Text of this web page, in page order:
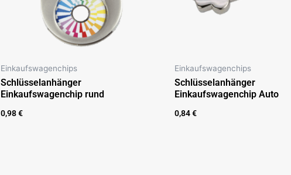
Einkaufswagenchips
Schlüsselanhänger
Einkaufswagenchip rund
0,98€
Einkaufswagenchips
Schlüsselanhänger
Einkaufswagenchip Auto
0,84€